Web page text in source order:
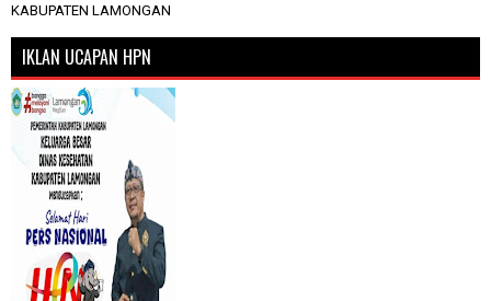
KABUPATEN LAMONGAN
IKLAN UCAPAN HPN